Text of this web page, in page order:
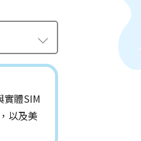
實體SIM
以及美